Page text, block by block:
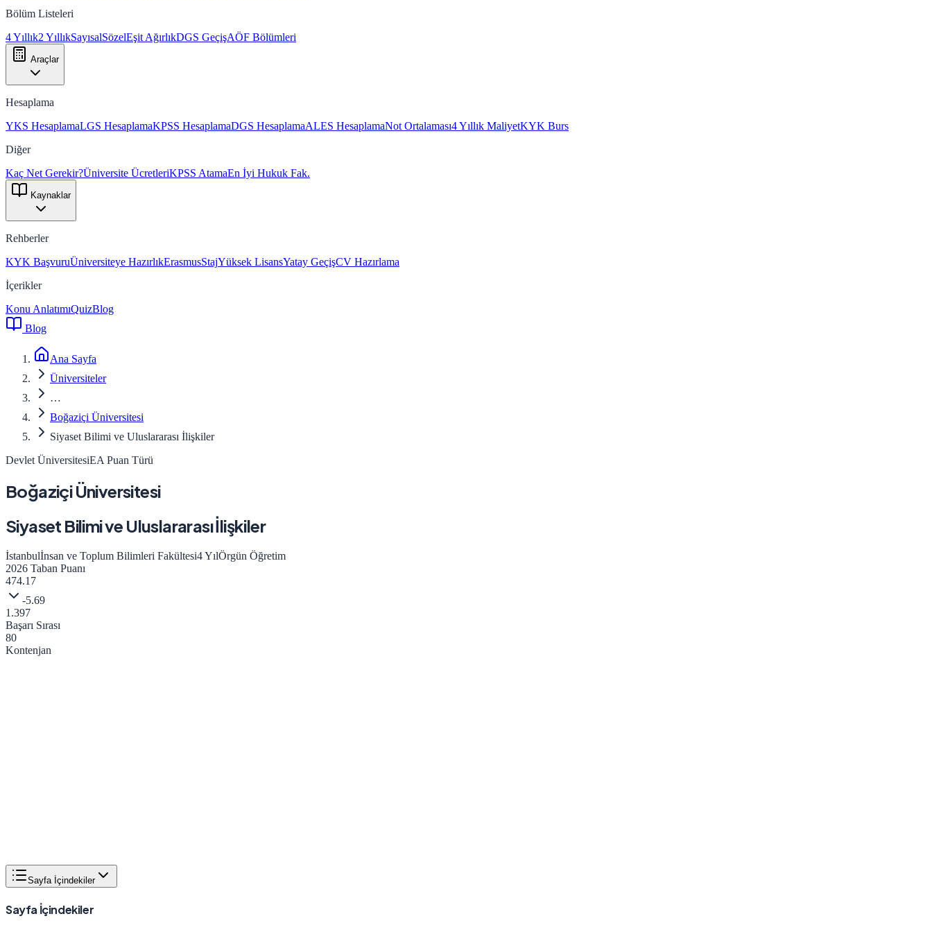
Bölüm Listeleri
4 Yıllık2 YıllıkSayısalSözelEşit AğırlıkDGS GeçişAÖF Bölümleri
Araçlar
Hesaplama
YKS HesaplamaLGS HesaplamaKPSS HesaplamaDGS HesaplamaALES HesaplamaNot Ortalaması4 Yıllık MaliyetKYK Burs
Diğer
Kaç Net Gerekir?Üniversite ÜcretleriKPSS AtamaEn İyi Hukuk Fak.
Kaynaklar
Rehberler
KYK BaşvuruÜniversiteye HazırlıkErasmusStajYüksek LisansYatay GeçişCV Hazırlama
İçerikler
Konu AnlatımıQuizBlog
Blog
Ana Sayfa
Üniversiteler
…
Boğaziçi Üniversitesi
Siyaset Bilimi ve Uluslararası İlişkiler
Devlet ÜniversitesiEA Puan Türü
Boğaziçi Üniversitesi
Siyaset Bilimi ve Uluslararası İlişkiler
İstanbulİnsan ve Toplum Bilimleri Fakültesi4YılÖrgün Öğretim
2026 Taban Puanı
474.17
-5.69
1.397
Başarı Sırası
80
Kontenjan
Sayfa İçindekiler
Sayfa İçindekiler